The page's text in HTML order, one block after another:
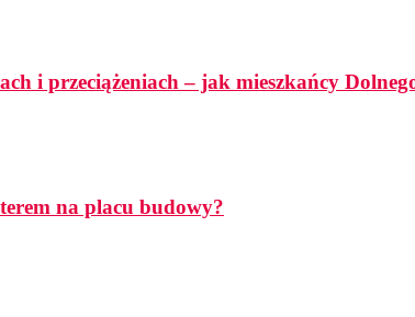
i przeciążeniach – jak mieszkańcy
na placu budowy?